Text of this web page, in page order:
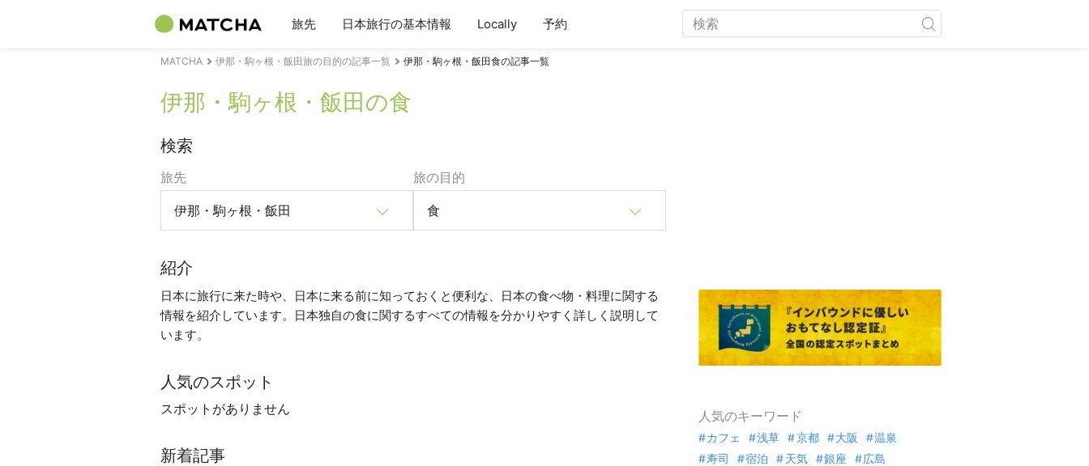
旅先 日本旅行の基本情報 Locally 予約
MATCHA 伊那・駒ヶ根・飯田旅の目的の記事一覧 伊那・駒ヶ根・飯田食の記事一覧
伊那・駒ヶ根・飯田の食
検索
旅先
伊那・駒ヶ根・飯田
旅の目的
食
紹介
日本に旅行に来た時や、日本に来る前に知っておくと便利な、日本の食べ物・料理に関する
情報を紹介しています。日本独自の食に関するすべての情報を分かりやすく詳しく説明して
います。
人気のスポット
スポットがありません
新着記事
人気のキーワード
カフェ 浅草 京都 大阪
温泉
寿司
宿泊 天気 銀座
広島